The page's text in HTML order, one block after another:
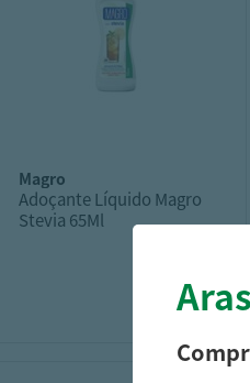
magro
Adoçante Líquido Magro
Stevia 65Ml
10,78